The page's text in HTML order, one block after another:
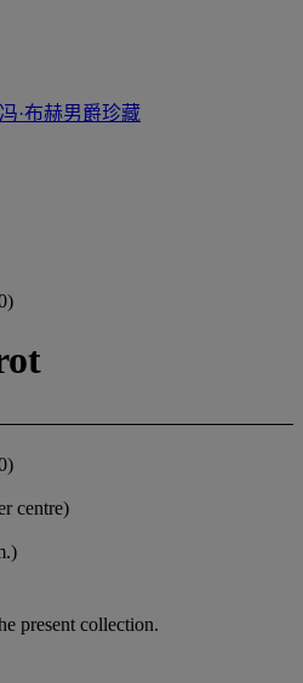
·布赫男爵珍藏
centre)
present collection.